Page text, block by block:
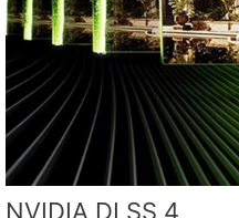
NVIDIA DLSS 4